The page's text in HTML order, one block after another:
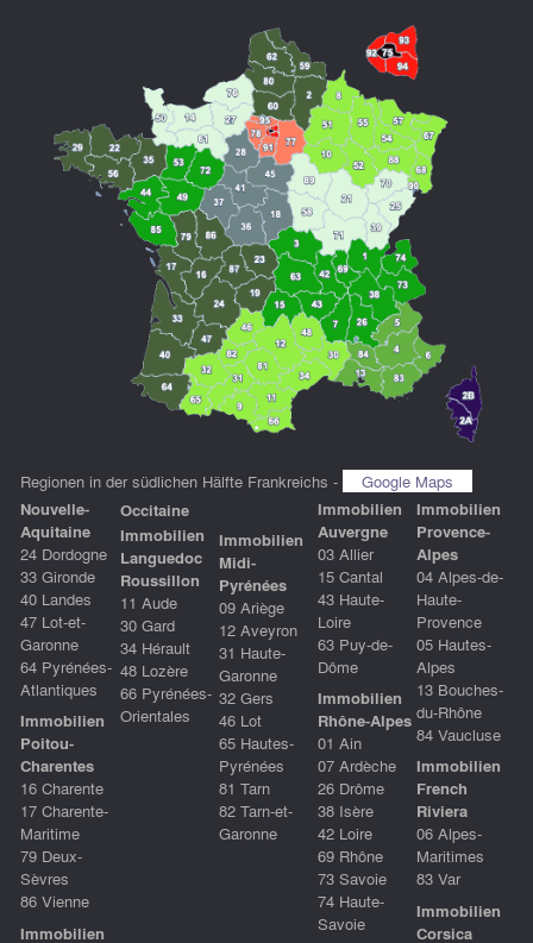
Regionen in der südlichen Hälfte Frankreichs -
Google Maps
Nouvelle-
Aquitaine
24 Dordogne
33 Gironde
40 Landes
47 Lot-et-
Garonne
64 Pyrénées-
Atlantiques
Immobilien
Poitou-
Charentes
16 Charente
17 Charente-
Maritime
79 Deux-
Sèvres
86 Vienne
Immobilien
Occitaine
Immobilien
Languedoc
Roussillon
11 Aude
30 Gard
34 Hérault
48 Lozère
66 Pyrénées-
Orientales
Immobilien
Midi-
Pyrénées
09 Ariège
12 Aveyron
31 Haute-
Garonne
32 Gers
46 Lot
65 Hautes-
Pyrénées
81 Tarn
82 Tarn-et-
Garonne
Immobilien
Auvergne
03 Allier
15 Cantal
43 Haute-
Loire
63 Puy-de-
Dôme
Immobilien
Rhône-Alpes
01 Ain
07 Ardèche
26 Drôme
38 Isère
42 Loire
69 Rhône
73 Savoie
74 Haute-
Savoie
Immobilien
Provence-
Alpes
04 Alpes-de-
Haute-
Provence
05 Hautes-
Alpes
13 Bouches-
du-Rhône
84 Vaucluse
Immobilien
French
Riviera
06 Alpes-
Maritimes
83 Var
Immobilien
Corsica